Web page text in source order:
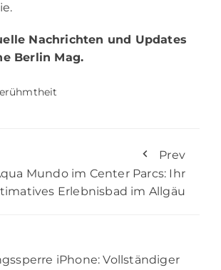
Nachrichten und Updates
Berlin Mag.
Prev
Mundo im Center Parcs: Ihr
Erlebnisbad im Allgäu
iPhone: Vollständiger